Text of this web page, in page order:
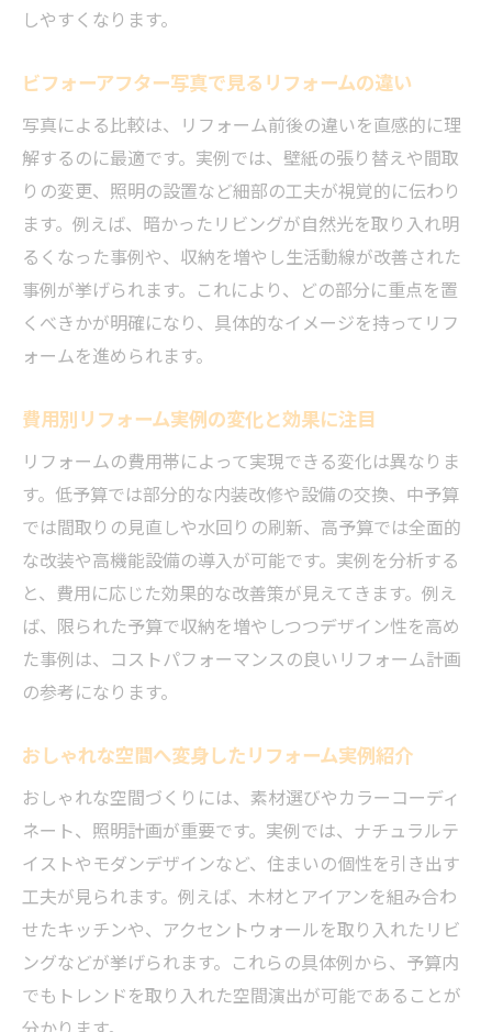
しやすくなります。
ビフォーアフター写真で見るリフォームの違い
写真による比較は、リフォーム前後の違いを直感的に理
解するのに最適です。実例では、壁紙の張り替えや間取
りの変更、照明の設置など細部の工夫が視覚的に伝わり
ます。例えば、暗かったリビングが自然光を取り入れ明
るくなった事例や、収納を増やし生活動線が改善された
事例が挙げられます。これにより、どの部分に重点を置
くべきかが明確になり、具体的なイメージを持ってリフ
ォームを進められます。
費用別リフォーム実例の変化と効果に注目
リフォームの費用帯によって実現できる変化は異なりま
す。低予算では部分的な内装改修や設備の交換、中予算
では間取りの見直しや水回りの刷新、高予算では全面的
な改装や高機能設備の導入が可能です。実例を分析する
と、費用に応じた効果的な改善策が見えてきます。例え
ば、限られた予算で収納を増やしつつデザイン性を高め
た事例は、コストパフォーマンスの良いリフォーム計画
の参考になります。
おしゃれな空間へ変身したリフォーム実例紹介
おしゃれな空間づくりには、素材選びやカラーコーディ
ネート、照明計画が重要です。実例では、ナチュラルテ
イストやモダンデザインなど、住まいの個性を引き出す
工夫が見られます。例えば、木材とアイアンを組み合わ
せたキッチンや、アクセントウォールを取り入れたリビ
ングなどが挙げられます。これらの具体例から、予算内
でもトレンドを取り入れた空間演出が可能であることが